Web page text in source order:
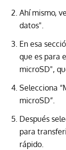
Ahí mismo,
datos".
En esa
que es para
microSD",
Selecciona
microSD”.
Después
para
rápido.